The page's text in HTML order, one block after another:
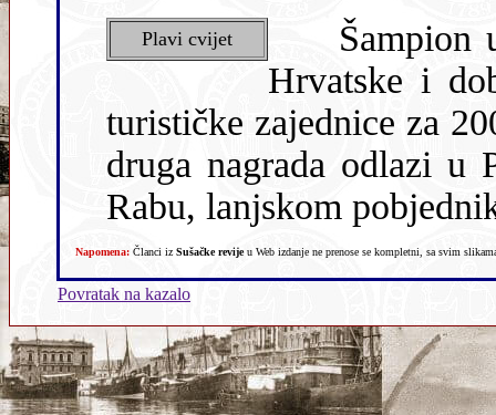
Plavi cvijet
Šampion
Hrvatske i
turističke zajednice za
druga nagrada odlazi u
Rabu, lanjskom
Napomena: Članci iz Sušačke revijeu Web izdanje ne prenose se kompletni, sa svim
Povratak na kazalo